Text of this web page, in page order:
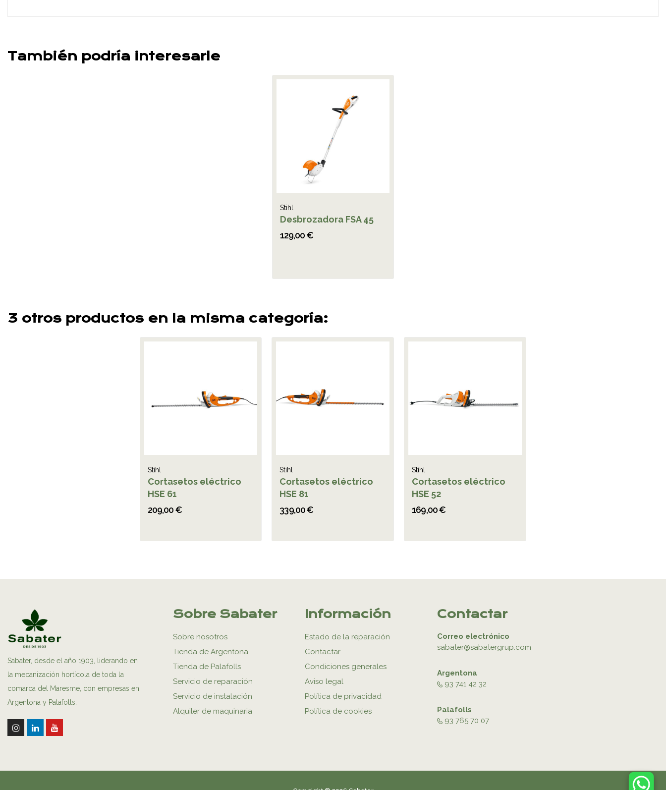
También podría interesarle
Stihl
Desbrozadora FSA 45
129,00 €
3 otros productos en la misma categoría:
Stihl
Cortasetos eléctrico
HSE 61
209,00 €
Stihl
Cortasetos eléctrico
HSE 81
339,00 €
Stihl
Cortasetos eléctrico
HSE 52
169,00 €
Sabater, desde el año 1903, liderando en
la mecanización hortícola de toda la
comarca del Maresme, con empresas en
Argentona y Palafolls.
Sobre Sabater
Sobre nosotros
Tienda de Argentona
Tienda de Palafolls
Servicio de reparación
Servicio de instalación
Alquiler de maquinaria
Información
Estado de la reparación
Contactar
Condiciones generales
Aviso legal
Política de privacidad
Política de cookies
Contactar
Correo electrónico
sabater@sabatergrup.com
Argentona
93 741 42 32
Palafolls
93 765 70 07